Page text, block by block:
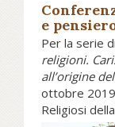
e
Per la serie
religioni.
all’origine
ottobre
Religiosi